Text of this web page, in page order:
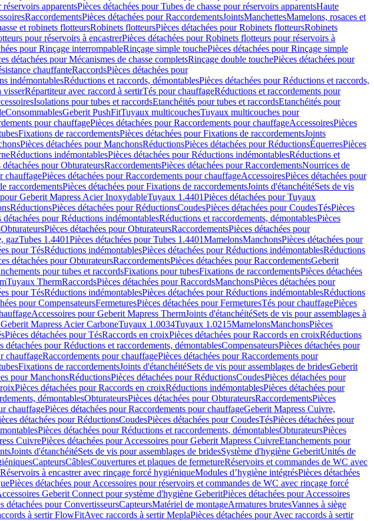
réservoirs apparentsPièces détachées pour Tubes de chasse pour réservoirs apparentsHaute
RaccordementsPièces détachées pour RaccordementsJointsManchettesMamelons, rosaces et
et robinets flotteursRobinets flotteursPièces détachées pour Robinets flotteursRobinets
pour réservoirs à encastrerPièces détachées pour Robinets flotteurs pour réservoirs à
pour Rinçage interrompableRinçage simple touchePièces détachées pour Rinçage simple
détachées pour Mécanismes de chasse completsRinçage double touchePièces détachées pour
chauffanteRaccordsPièces détachées pour
indémontablesRéductions et raccords, démontablesPièces détachées pour Réductions et raccords,
visserRépartiteur avec raccord à sertirTés pour chauffageRéductions et raccordements pour
Isolations pour tubes et raccordsEtanchéités pour tubes et raccordsEtanchéités pour
ConsommablesGeberit PushFitTuyaux multicouchesTuyaux multicouches pour
pour chauffagePièces détachées pour Raccordements pour chauffageAccessoiresPièces
Fixations de raccordementsPièces détachées pour Fixations de raccordementsJoints
Pièces détachées pour ManchonsRéductionsPièces détachées pour RéductionsÉquerresPièces
Réductions indémontablesPièces détachées pour Réductions indémontablesRéductions et
détachées pour ObturateursRaccordementsPièces détachées pour RaccordementsNourrices de
chauffagePièces détachées pour Raccordements pour chauffageAccessoiresPièces détachées pour
raccordementsPièces détachées pour Fixations de raccordementsJoints d'étanchéitéSets de vis
pour Geberit Mapress Acier InoxydableTuyaux 1.4401Pièces détachées pour Tuyaux
RéductionsPièces détachées pour RéductionsCoudesPièces détachées pour CoudesTésPièces
détachées pour Réductions indémontablesRéductions et raccordements, démontablesPièces
ObturateursPièces détachées pour ObturateursRaccordementsPièces détachées pour
gazTubes 1.4401Pièces détachées pour Tubes 1.4401MamelonsManchonsPièces détachées pour
pour TésRéductions indémontablesPièces détachées pour Réductions indémontablesRéductions
détachées pour ObturateursRaccordementsPièces détachées pour RaccordementsGeberit
pour tubes et raccordsFixations pour tubesFixations de raccordementsPièces détachées
Tuyaux ThermRaccordsPièces détachées pour RaccordsManchonsPièces détachées pour
pour TésRéductions indémontablesPièces détachées pour Réductions indémontablesRéductions
pour CompensateursFermeturesPièces détachées pour FermeturesTés pour chauffagePièces
Accessoires pour Geberit Mapress ThermJoints d'étanchéitéSets de vis pour assemblages à
Mapress Acier CarboneTuyaux 1.0034Tuyaux 1.0215MamelonsManchonsPièces
Pièces détachées pour TésRaccords en croixPièces détachées pour Raccords en croixRéductions
détachées pour Réductions et raccordements, démontablesCompensateursPièces détachées pour
chauffageRaccordements pour chauffagePièces détachées pour Raccordements pour
Fixations de raccordementsJoints d'étanchéitéSets de vis pour assemblages de bridesGeberit
pour ManchonsRéductionsPièces détachées pour RéductionsCoudesPièces détachées pour
Pièces détachées pour Raccords en croixRéductions indémontablesPièces détachées pour
démontablesObturateursPièces détachées pour ObturateursRaccordementsPièces
chauffagePièces détachées pour Raccordements pour chauffageGeberit Mapress Cuivre,
détachées pour RéductionsCoudesPièces détachées pour CoudesTésPièces détachées pour
Pièces détachées pour Réductions et raccordements, démontablesObturateursPièces
CuivrePièces détachées pour Accessoires pour Geberit Mapress CuivreEtanchements pour
Joints d'étanchéitéSets de vis pour assemblages de bridesSystème d'hygiène GeberitUnités de
CapteursCâblesCouvertures et plaques de fermetureRéservoirs et commandes de WC avec
Réservoirs à encastrer avec rinçage forcé hygiéniqueModules d’hygiène intégrésPièces détachées
Pièces détachées pour Accessoires pour réservoirs et commandes de WC avec rinçage forcé
Geberit Connect pour système d'hygiène GeberitPièces détachées pour Accessoires
détachées pour ConvertisseursCapteursMatériel de montageArmatures brutesVannes à siège
à sertir FlowFitAvec raccords à sertir MeplaPièces détachées pour Avec raccords à sertir